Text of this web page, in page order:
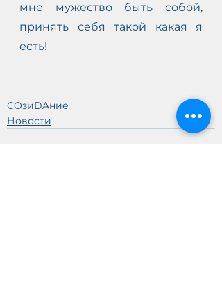
мне мужество быть собой,
принять себя такой какая я
есть!
COзиDAние
Новости